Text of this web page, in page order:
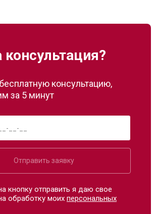
консультацию,
за 5 минут
Отправить заявку
кнопку отправить я даю свое
обработку моихперсональных